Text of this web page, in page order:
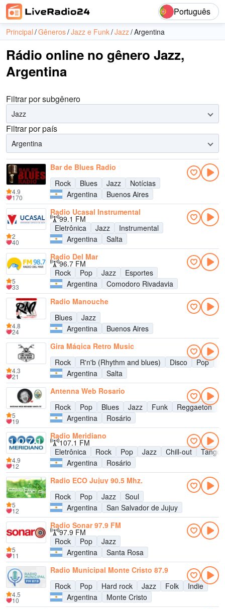
Português
Principal Gêneros Jazz e Funk Jazz Argentina
Rádio online no gênero Jazz,
Argentina
Filtrar por subgênero
Jazz
Filtrar por país
Argentina
Bar de Blues Radio
Rock
Blues Jazz
Notícias
Argentina
Buenos Aires
4.9
170
Radio Ucasal Instrumental
99.1 FM
Eletrônica
Jazz
Instrumental
Argentina
Salta
2
40
Radio Del Mar
96.7 FM
Rock
Pop Jazz
Esportes
Argentina
Comodoro Rivadavia
5
33
Radio Manouche
Blues
Jazz
Argentina
Buenos Aires
4.8
24
Gira Mágica Retro Music
Rock
R'n'b (Rhythm and blues) Disco Pop
Argentina
Salta
4.3
21
Antenna Web Rosario
Rock
Pop Blues Jazz Funk Reggaeton
Argentina
Rosário
5
19
Radio Meridiano
107.1 FM
Eletrônica
Rock Pop Jazz Chill-out
Tango
Argentina
Rosário
4.9
12
Radio ECO Jujuy 90.5 Mhz.
Rock
Pop Jazz
Soul
Argentina
San Salvador de Jujuy
5
12
Radio Sonar 97.9 FM
97.9 FM
Rock
Pop
Jazz
Argentina
Santa Rosa
5
11
Radio Municipal Monte Cristo 87.9
Rock
Pop Hard rock Jazz Folk
Indie
Argentina
Monte Cristo
4.5
10